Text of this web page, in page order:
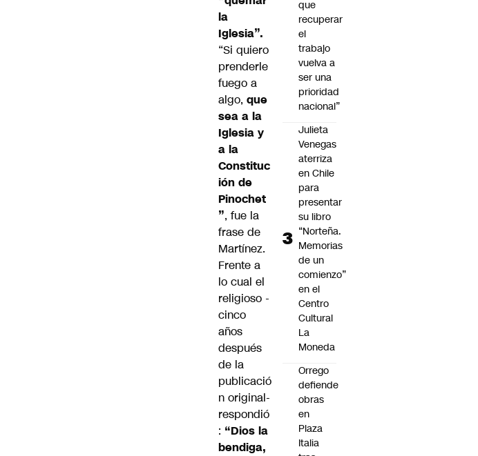
la
Iglesia”.
“Si quiero
prenderle
fuego a
algo, que
sea a la
Iglesia y
a la
Constituc
ión de
Pinochet
”, fue la
frase de
Martínez.
Frente a
lo cual el
religioso -
cinco
años
después
de la
publicació
n original-
respondió
: “Dios la
bendiga,
que
recuperar
el
trabajo
vuelva a
ser una
prioridad
nacional”
Julieta
Venegas
aterriza
en Chile
para
presentar
su libro
“Norteña.
Memorias
de un
comienzo”
en el
Centro
Cultural
La
Moneda
Orrego
defiende
obras
en
Plaza
Italia